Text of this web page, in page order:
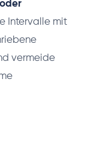
Intervalle mit
vermeide